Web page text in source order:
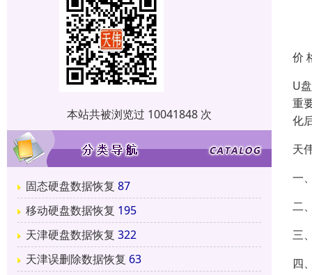
本站共被浏览过 10041848 次
固态硬盘数据恢复 87
移动硬盘数据恢复 195
天津硬盘数据恢复 322
天津误删除数据恢复 63
价
U
重
化
天
一
二
三
四